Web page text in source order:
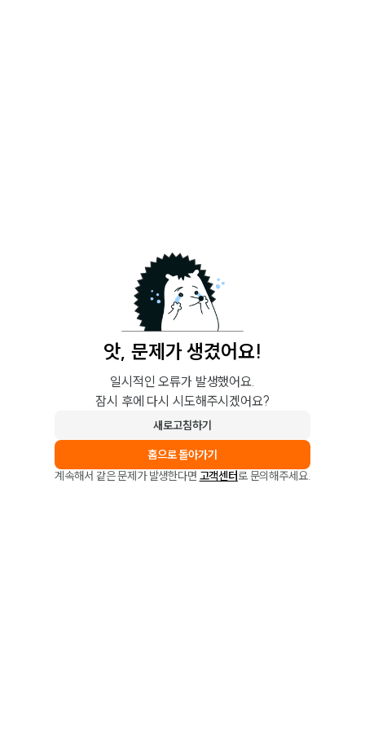
앗, 문제가 생겼어요!
일시적인 오류가 발생했어요.
잠시 후에 다시 시도해주시겠어요?
새로고침하기
홈으로 돌아가기
계속해서 같은 문제가 발생한다면 고객센터로 문의해주세요.